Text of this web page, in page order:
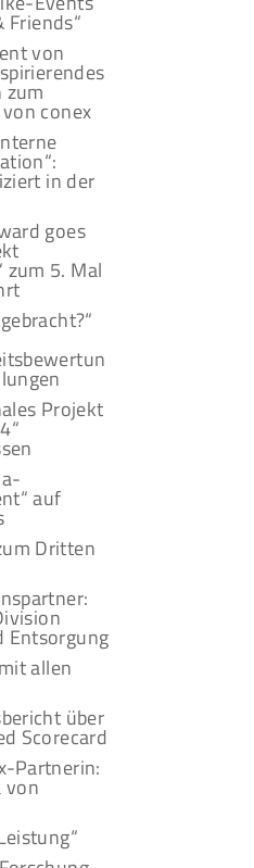
Friends“
von
zum
conex
in der
goes
zum 5. Mal
Projekt
auf
Dritten
Entsorgung
allen
über
Scorecard
Partnerin:
von